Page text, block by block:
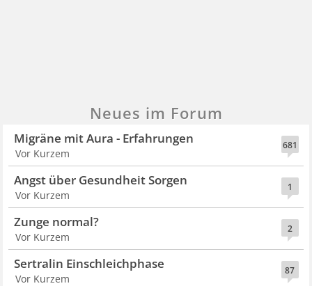
Neues im Forum
681
Migräne mit Aura - Erfahrungen
Vor Kurzem
1
Angst über Gesundheit Sorgen
Vor Kurzem
2
Zunge normal?
Vor Kurzem
87
Sertralin Einschleichphase
Vor Kurzem